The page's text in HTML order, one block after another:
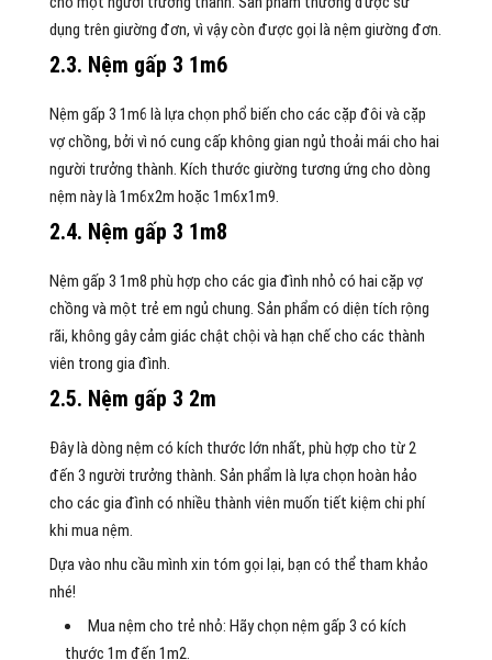
dụng trên giường đơn, vì vậy còn được gọi là nệm giường đơn.
2.3. Nệm gấp 3 1m6
Nệm gấp 3 1m6 là lựa chọn phổ biến cho các cặp đôi và cặp
vợ chồng, bởi vì nó cung cấp không gian ngủ thoải mái cho hai
người trưởng thành. Kích thước giường tương ứng cho dòng
nệm này là 1m6x2m hoặc 1m6x1m9.
2.4. Nệm gấp 3 1m8
Nệm gấp 3 1m8 phù hợp cho các gia đình nhỏ có hai cặp vợ
chồng và một trẻ em ngủ chung. Sản phẩm có diện tích rộng
rãi, không gây cảm giác chật chội và hạn chế cho các thành
viên trong gia đình.
2.5. Nệm gấp 3 2m
Đây là dòng nệm có kích thước lớn nhất, phù hợp cho từ 2
đến 3 người trưởng thành. Sản phẩm là lựa chọn hoàn hảo
cho các gia đình có nhiều thành viên muốn tiết kiệm chi phí
khi mua nệm.
Dựa vào nhu cầu mình xin tóm gọi lại, bạn có thể tham khảo
nhé!
Mua nệm cho trẻ nhỏ: Hãy chọn nệm gấp 3 có kích
thước 1m đến 1m2.